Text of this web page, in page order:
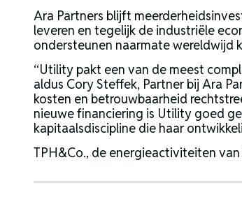
Ara Partners blijft
leveren en tegelijk de industriële
ondersteunen naarmate wereldwijd
“Utility pakt een van de meest
aldus Cory Steffek, Partner bij Ara
kosten en betrouwbaarheid
nieuwe financiering is Utility goed
kapitaalsdiscipline die haar
TPH&Co., de energieactiviteiten